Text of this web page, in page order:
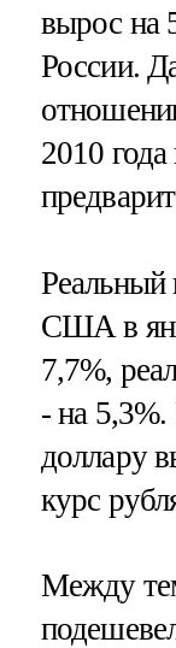
вырос на
России.
2010
Реальный
США в
7,7%,
- на 5,3%.
доллару
курс
Между